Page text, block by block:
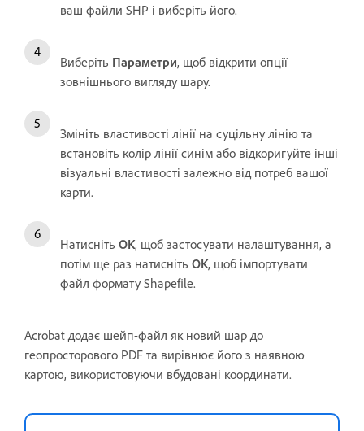
ваш файли SHP і виберіть його.
Виберіть Параметри, щоб відкрити опції
зовнішнього вигляду шару.
Змініть властивості лінії на суцільну лінію та
встановіть колір лінії синім або відкоригуйте інші
візуальні властивості залежно від потреб вашої
карти.
Натисніть OK, щоб застосувати налаштування, а
потім ще раз натисніть OK, щоб імпортувати
файл формату Shapefile.
Acrobat додає шейп-файл як новий шар до
геопросторового PDF та вирівнює його з наявною
картою, використовуючи вбудовані координати.